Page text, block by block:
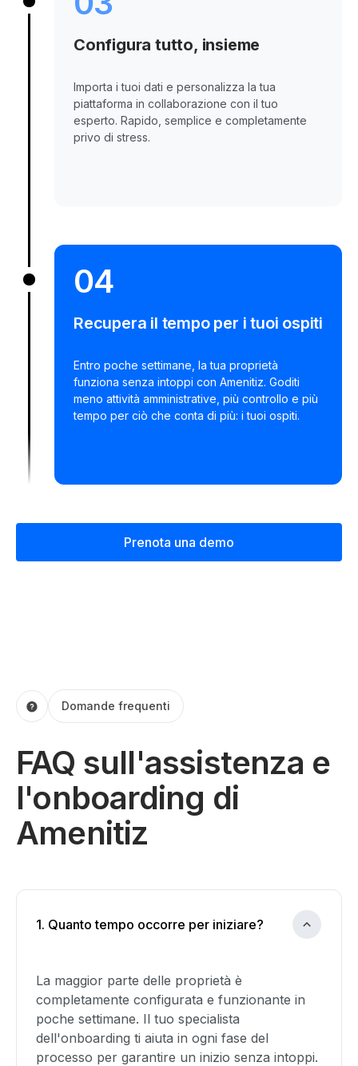
Configura tutto, insieme
Importa i tuoi dati e personalizza la tua
piattaforma in collaborazione con il tuo
esperto. Rapido, semplice e completamente
privo di stress.
04
Recupera il tempo per i tuoi ospiti
Entro poche settimane, la tua proprietà
funziona senza intoppi con Amenitiz. Goditi
meno attività amministrative, più controllo e più
tempo per ciò che conta di più: i tuoi ospiti.
Prenota una demo
Domande frequenti
FAQ sull'assistenza e
l'onboarding di
Amenitiz
1. Quanto tempo occorre per iniziare?
La maggior parte delle proprietà è
completamente configurata e funzionante in
poche settimane. Il tuo specialista
dell'onboarding ti aiuta in ogni fase del
processo per garantire un inizio senza intoppi.